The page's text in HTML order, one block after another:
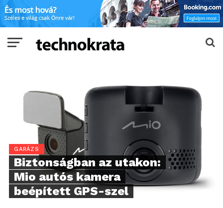
GARÁZS
Biztonságban az utakon:
Mio autós kamera
beépített GPS-szel